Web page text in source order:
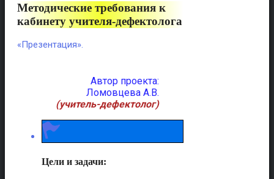
Методические требования к
кабинету учителя-дефектолога
«Презентация».
Автор проекта:
Ломовцева А.В.
(учитель-дефектолог)
Цели и задачи: